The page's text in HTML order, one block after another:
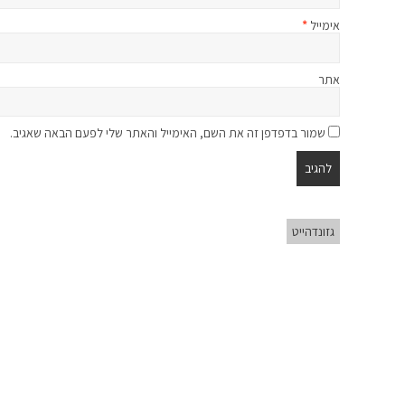
אימייל *
אתר
שמור בדפדפן זה את השם, האימייל והאתר שלי לפעם הבאה שאגיב.
גזונדהייט